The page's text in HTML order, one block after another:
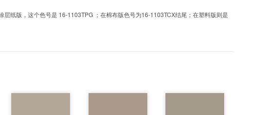
纸版，这个色号是 16-1103TPG ；在棉布版色号为16-1103TCX结尾；在塑料版则是